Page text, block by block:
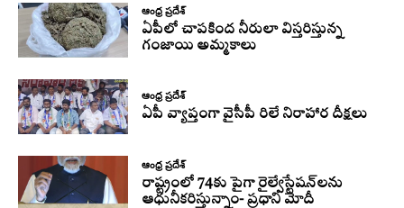
ఆంధ్ర ప్రదేశ్
ఏపీలో చాపకింద నీరులా విస్తరిస్తున్న
గంజాయి అమ్మకాలు
ఆంధ్ర ప్రదేశ్
ఏపీ వ్యాప్తంగా వైసీపీ రిలే నిరాహార దీక్షలు
ఆంధ్ర ప్రదేశ్
రాష్ట్రంలో 74కు పైగా రైల్వేస్టేషన్‌లను
ఆధునీకరిస్తున్నాం- ప్రధాని మోదీ